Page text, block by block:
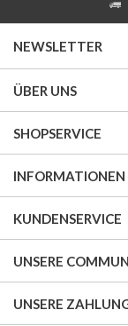
NEWSLETTER
ÜBER UNS
SHOPSERVICE
INFORMATIONEN
KUNDENSERVICE
UNSERE
UNSERE